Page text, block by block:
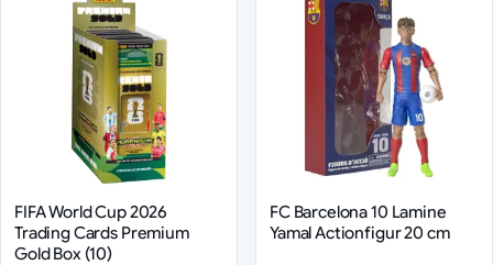
FIFA World Cup 2026
Trading Cards Premium
Gold Box (10)
FC Barcelona 10 Lamine
Yamal Actionfigur 20 cm